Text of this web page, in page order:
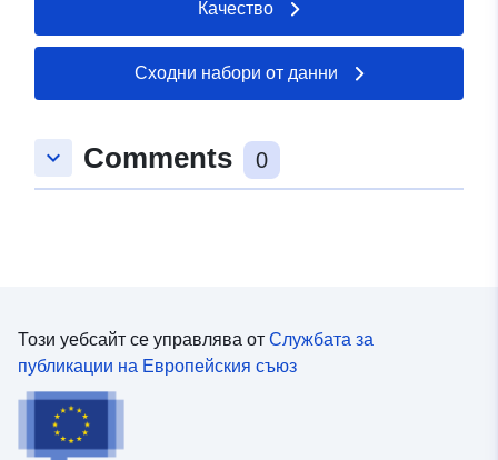
Verhaltensdaten
Имейл:
запис:
June 2026
Актуализирана на
uriRef:
http://data.europa.eu/88u/dataset/
8175-4810-a5e5-699175f01744
Права за
достъп:
Качество
Сходни набори от данни
keyboard_arrow_down Comments 0
Този уебсайт се управлява от Службата за
публикации на Европейския съюз